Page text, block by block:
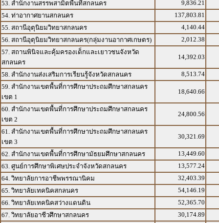
53. สำนักงานสรรพสามิตพื้นที่สกลนคร
9,836.21
54. ท่าอากาศยานสกลนคร
137,803.81
55. สถานีอุตุนิยมวิทยาสกลนคร
4,140.44
56. สถานีอุตุนิยมวิทยาสกลนคร(กลุ่มงานอากาศเกษตร)
2,012.38
57. สถานพินิจและคุ้มครองเด็กและเยาวชนจังหวัด
สกลนคร
14,392.03
58. สำนักงานส่งเสริมการเรียนรู้จังหวัดสกลนคร
8,513.74
59. สำนักงานเขตพื้นที่การศึกษาประถมศึกษาสกลนคร
เขต 1
18,640.66
60. สำนักงานเขตพื้นที่การศึกษาประถมศึกษาสกลนคร
เขต 2
24,800.56
61. สำนักงานเขตพื้นที่การศึกษาประถมศึกษาสกลนคร
เขต 3
30,321.69
62. สำนักงานเขตพื้นที่การศึกษามัธยมศึกษาสกลนคร
13,449.60
63. ศูนย์การศึกษาพิเศษประจำจังหวัดสกลนคร
13,577.24
64. วิทยาลัยการอาชีพพรรณานิคม
32,403.39
65. วิทยาลัยเทคนิคสกลนคร
54,146.19
66. วิทยาลัยเทคนิคสว่างแดนดิน
52,365.70
67. วิทยาลัยอาชีวศึกษาสกลนคร
30,174.89